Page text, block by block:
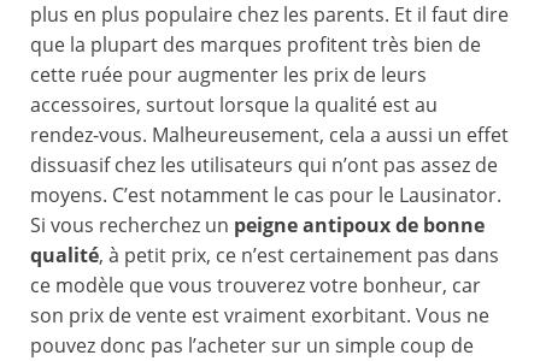
plus en plus populaire chez les parents. Et il faut dire
que la plupart des marques profitent très bien de
cette ruée pour augmenter les prix de leurs
accessoires, surtout lorsque la qualité est au
rendez-vous. Malheureusement, cela a aussi un effet
dissuasif chez les utilisateurs qui n’ont pas assez de
moyens. C’est notamment le cas pour le Lausinator.
Si vous recherchez un peigne antipoux de bonne
qualité, à petit prix, ce n’est certainement pas dans
ce modèle que vous trouverez votre bonheur, car
son prix de vente est vraiment exorbitant. Vous ne
pouvez donc pas l’acheter sur un simple coup de